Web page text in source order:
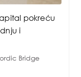
pokreću
i
Bridge